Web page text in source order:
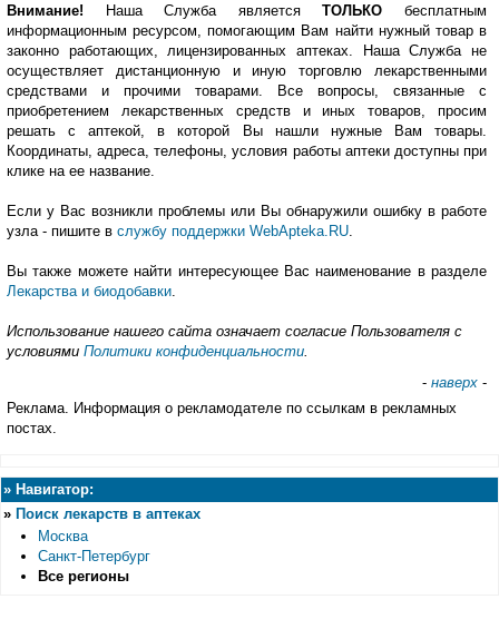
Внимание! Наша Служба являетсяТОЛЬКО бесплатным
информационным ресурсом, помогающим Вам найти нужный товар в
законно работающих, лицензированных аптеках. Наша Служба не
осуществляет дистанционную и иную торговлю лекарственными
средствами и прочими товарами. Все вопросы, связанные с
приобретением лекарственных средств и иных товаров, просим
решать с аптекой, в которой Вы нашли нужные Вам товары.
Координаты, адреса, телефоны, условия работы аптеки доступны при
клике на ее название.
Если у Вас возникли проблемы или Вы обнаружили ошибку в работе
узла - пишите в службу поддержки WebApteka.RU
Вы также можете найти интересующее Вас наименование в разделе
Лекарства и биодобавки
Использование нашего сайта означает согласие Пользователя с
условиями Политики конфиденциальности
- наверх -
Реклама. Информация о рекламодателе по ссылкам в рекламных
постах.
» Навигатор:
» Поиск лекарств в аптеках
Москва
Санкт-Петербург
Все регионы